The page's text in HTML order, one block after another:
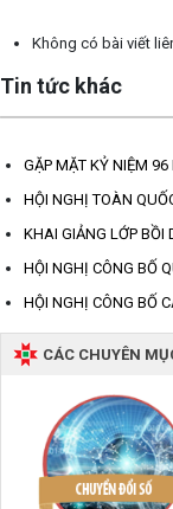
Không có bài viết
Tin tức khác
GẶP MẶT KỶ NIỆM
HỘI NGHỊ TOÀN
KHAI GIẢNG LỚP BỒI
HỘI NGHỊ CÔNG BỐ
HỘI NGHỊ CÔNG BỐ
CÁC CHUYÊN